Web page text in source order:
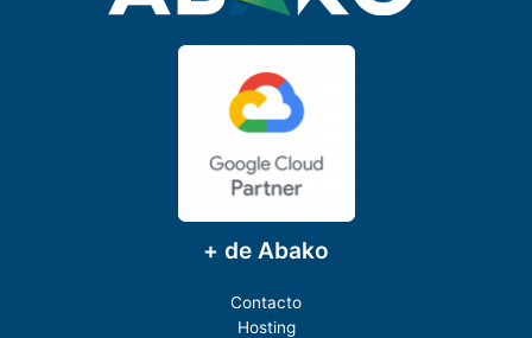
+ de Abako
Contacto
Hosting